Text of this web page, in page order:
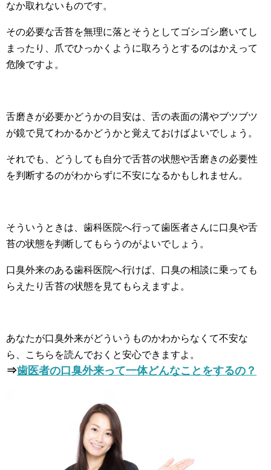
なか取れないものです。
その必要な舌苔を無理に落とそうとしてゴシゴシ磨いてし
まったり、爪でひっかくように取ろうとするのはかえって
危険ですよ。
舌磨きが必要かどうかの目安は、舌の表面の溝やブツブツ
が鏡で見てわかるかどうかと覚えておけばよいでしょう。
それでも、どうしても自分で舌苔の状態や舌磨きの必要性
を判断するのがわからずに不安になるかもしれません。
そういうときは、歯科医院へ行って歯医者さんに口臭や舌
苔の状態を判断してもらうのがよいでしょう。
口臭外来のある歯科医院へ行けば、口臭の相談に乗っても
らえたり舌苔の状態を見てもらえますよ。
あなたが口臭外来がどういうものかわからなくて不安な
ら、こちらを読んでおくと安心できますよ。
⇒歯医者の口臭外来って一体どんなことをするの？